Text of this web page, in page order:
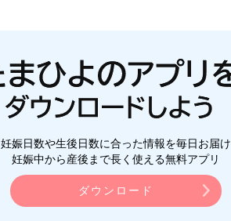
妊娠日数や生後日数に合った情報を毎日お届け
妊娠中から産後まで長く使える無料アプリ
ダウンロード